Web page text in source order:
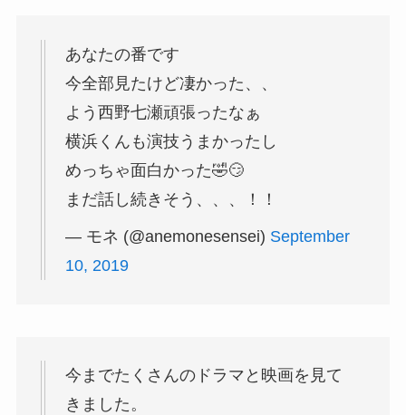
あなたの番です
今全部見たけど凄かった、、
よう西野七瀬頑張ったなぁ
横浜くんも演技うまかったし
めっちゃ面白かった🤣😏
まだ話し続きそう、、、！！
— モネ (@anemonesensei) September
10, 2019
今までたくさんのドラマと映画を見て
きました。